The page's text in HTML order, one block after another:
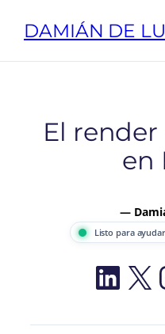
DAMIÁN DE
El
en
—
Listo para
X